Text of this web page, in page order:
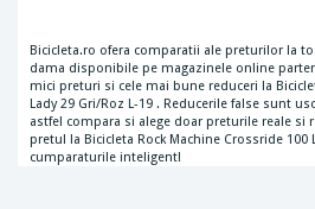
Bicicleta.ro ofera comparatii ale preturilor la
dama disponibile pe magazinele online
mici preturi si cele mai bune reduceri la
Lady 29 Gri/Roz L-19 . Reducerile false sunt
astfel compara si alege doar preturile reale si
pretul la Bicicleta Rock Machine Crossride 100
cumparaturile inteligent!